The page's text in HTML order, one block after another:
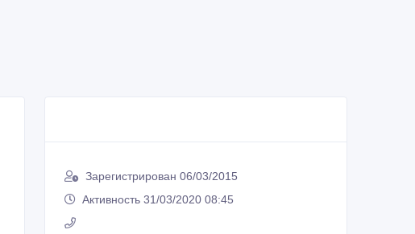
Зарегистрирован 06/03/2015
Активность 31/03/2020 08:45